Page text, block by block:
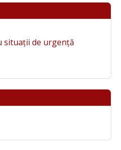
situații de urgență